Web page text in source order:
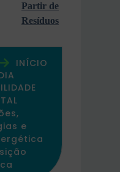
Partir de
Resíduos
INÍCIO
e